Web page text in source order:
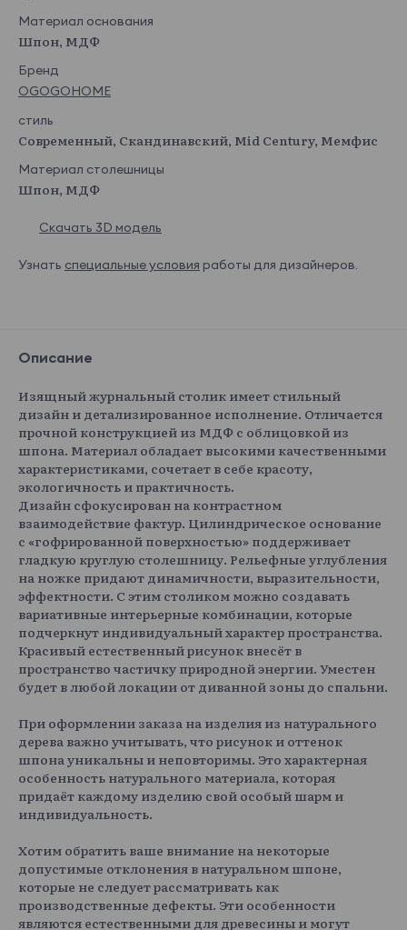
Материал основания
Шпон, МДФ
Бренд
OGOGOHOME
стиль
Современный, Скандинавский, Mid Century, Мемфис
Материал столешницы
Шпон, МДФ
Скачать 3D модель
Узнать специальные условия работы для дизайнеров.
Описание
Изящный журнальный столик имеет стильный
дизайн и детализированное исполнение. Отличается
прочной конструкцией из МДФ с облицовкой из
шпона. Материал обладает высокими качественными
характеристиками, сочетает в себе красоту,
экологичность и практичность.
Дизайн сфокусирован на контрастном
взаимодействие фактур. Цилиндрическое основание
с «гофрированной поверхностью» поддерживает
гладкую круглую столешницу. Рельефные углубления
на ножке придают динамичности, выразительности,
эффектности. С этим столиком можно создавать
вариативные интерьерные комбинации, которые
подчеркнут индивидуальный характер пространства.
Красивый естественный рисунок внесёт в
пространство частичку природной энергии. Уместен
будет в любой локации от диванной зоны до спальни.
При оформлении заказа на изделия из натурального
дерева важно учитывать, что рисунок и оттенок
шпона уникальны и неповторимы. Это характерная
особенность натурального материала, которая
придаёт каждому изделию свой особый шарм и
индивидуальность.
Хотим обратить ваше внимание на некоторые
допустимые отклонения в натуральном шпоне,
которые не следует рассматривать как
производственные дефекты. Эти особенности
являются естественными для древесины и могут